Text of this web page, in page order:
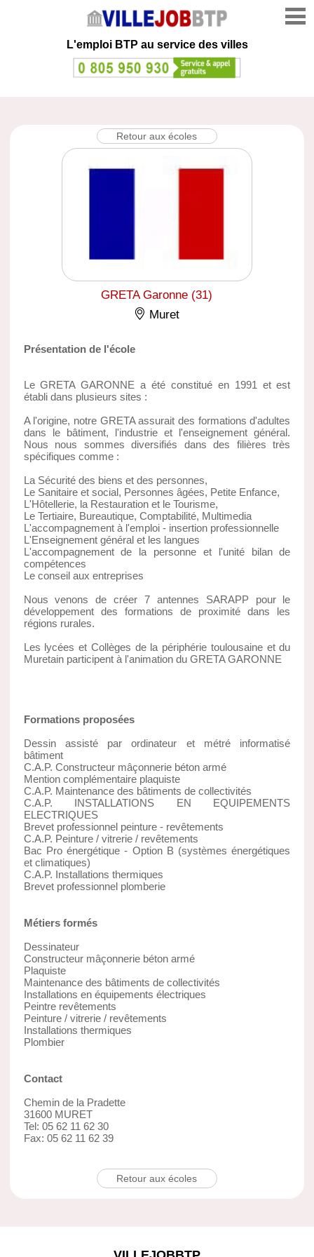
L'emploi BTP au service des villes
Retour aux écoles
GRETA Garonne (31)
Muret
Présentation de l'école
Le GRETA GARONNE a été constitué en 1991 et est
établi dans plusieurs sites :
A l'origine, notre GRETA assurait des formations d'adultes
dans le bâtiment, l'industrie et l'enseignement général.
Nous nous sommes diversifiés dans des filières très
spécifiques comme :
La Sécurité des biens et des personnes,
Le Sanitaire et social, Personnes âgées, Petite Enfance,
L'Hôtellerie, la Restauration et le Tourisme,
Le Tertiaire, Bureautique, Comptabilité, Multimedia
L'accompagnement à l'emploi - insertion professionnelle
L'Enseignement général et les langues
L'accompagnement de la personne et l'unité bilan de
compétences
Le conseil aux entreprises
Nous venons de créer 7 antennes SARAPP pour le
développement des formations de proximité dans les
régions rurales.
Les lycées et Collèges de la périphérie toulousaine et du
Muretain participent à l'animation du GRETA GARONNE
Formations proposées
Dessin assisté par ordinateur et métré informatisé
bâtiment
C.A.P. Constructeur mâçonnerie béton armé
Mention complémentaire plaquiste
C.A.P. Maintenance des bâtiments de collectivités
C.A.P. INSTALLATIONS EN EQUIPEMENTS
ELECTRIQUES
Brevet professionnel peinture - revêtements
C.A.P. Peinture / vitrerie / revêtements
Bac Pro énergétique - Option B (systèmes énergétiques
et climatiques)
C.A.P. Installations thermiques
Brevet professionnel plomberie
Métiers formés
Dessinateur
Constructeur mâçonnerie béton armé
Plaquiste
Maintenance des bâtiments de collectivités
Installations en équipements électriques
Peintre revêtements
Peinture / vitrerie / revêtements
Installations thermiques
Plombier
Contact
Chemin de la Pradette
31600 MURET
Tel: 05 62 11 62 30
Fax: 05 62 11 62 39
Retour aux écoles